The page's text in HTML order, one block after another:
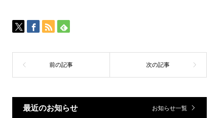
最近のお知らせ お知らせ一覧